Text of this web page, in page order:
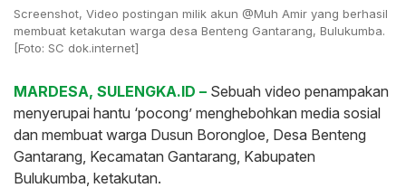
Screenshot, Video postingan milik akun @Muh Amir yang berhasil
membuat ketakutan warga desa Benteng Gantarang, Bulukumba.
[Foto: SC dok.internet]
MARDESA, SULENGKA.ID – Sebuah video penampakan
menyerupai hantu ‘pocong’ menghebohkan media sosial
dan membuat warga Dusun Borongloe, Desa Benteng
Gantarang, Kecamatan Gantarang, Kabupaten
Bulukumba, ketakutan.